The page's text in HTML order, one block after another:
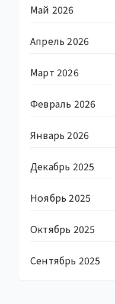
Май 2026
Апрель 2026
Март 2026
Февраль 2026
Январь 2026
Декабрь 2025
Ноябрь 2025
Октябрь 2025
Сентябрь 2025